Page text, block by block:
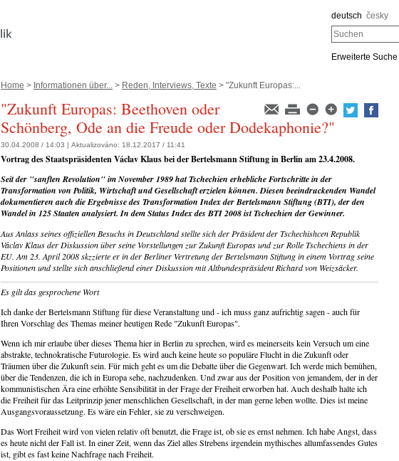
deutsch česky
Suchen
Erweiterte Suche
Home > Informationen über... > Reden, Interviews, Texte > "Zukunft Europas:...
"Zukunft Europas: Beethoven oder
Schönberg, Ode an die Freude oder Dodekaphonie?"
30.04.2008 / 14:03 | Aktualizováno: 18.12.2017 / 11:41
Vortrag des Staatspräsidenten Václav Klaus bei der Bertelsmann Stiftung in Berlin am 23.4.2008.
Seit der "sanften Revolution" im November 1989 hat Tschechien erhebliche Fortschritte in der
Transformation von Politik, Wirtschaft und Gesellschaft erzielen können. Diesen beeindruckenden Wandel
dokumentieren auch die Ergebnisse des Transformation Index der Bertelsmann Stiftung (BTI), der den
Wandel in 125 Staaten analysiert. In dem Status Index des BTI 2008 ist Tschechien der Gewinner.
Aus Anlass seines offiziellen Besuchs in Deutschland stellte sich der Präsident der Tschechishcen Republik
Václav Klaus der Diskussion über seine Vorstellungen zur Zukunft Europas und zur Rolle Tschechiens in der
EU. Am 23. April 2008 skzzierte er in der Berliner Vertretung der Bertelsmann Stiftung in einem Vortrag seine
Positionen und stellte sich anschließend einer Diskussion mit Altbundespräsident Richard von Weizsäcker.
Es gilt das gesprochene Wort
Ich danke der Bertelsmann Stiftung für diese Veranstaltung und - ich muss ganz aufrichtig sagen - auch für
Ihren Vorschlag des Themas meiner heutigen Rede "Zukunft Europas".
Wenn ich mir erlaube über dieses Thema hier in Berlin zu sprechen, wird es meinerseits kein Versuch um eine
abstrakte, technokratische Futurologie. Es wird auch keine heute so populäre Flucht in die Zukunft oder
Träumen über die Zukunft sein. Für mich geht es um die Debatte über die Gegenwart. Ich werde mich bemühen,
über die Tendenzen, die ich in Europa sehe, nachzudenken. Und zwar aus der Position von jemandem, der in der
kommunistischen Ära eine erhöhte Sensibilität in der Frage der Freiheit erworben hat. Auch deshalb halte ich
die Freiheit für das Leitprinzip jener menschlichen Gesellschaft, in der man gerne leben wollte. Dies ist meine
Ausgangsvoraussetzung. Es wäre ein Fehler, sie zu verschweigen.
Das Wort Freiheit wird von vielen relativ oft benutzt, die Frage ist, ob sie es ernst nehmen. Ich habe Angst, dass
es heute nicht der Fall ist. In einer Zeit, wenn das Ziel alles Strebens irgendein mythisches allumfassendes Gutes
ist, gibt es fast keine Nachfrage nach Freiheit.